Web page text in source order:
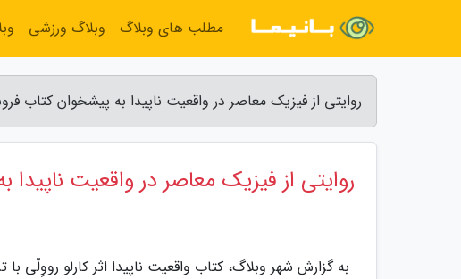
روایتی از فیزیک معاصر در واقعیت ناپیدا به پیشخوان کتاب
روایتی از فیزیک معاصر در واقعیت
به گزارش شهر وبلاگ، کتاب واقعیت ناپیدا اثر کارلو
مطلب های وبلاگ وبلاگ ورزشی